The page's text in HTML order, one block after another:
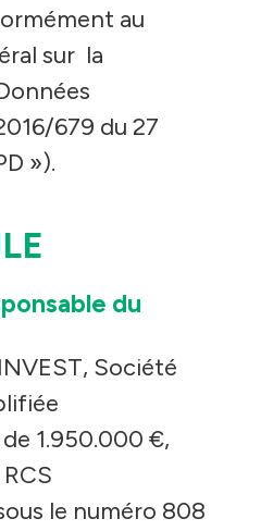
au
sur la
679 du 27
»).
du
Société
1.950.000 €,
le numéro 808